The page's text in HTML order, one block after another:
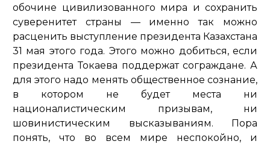
обочине цивилизованного мира и сохранить
суверенитет страны — именно так можно
расценить выступление президента Казахстана
31 мая этого года. Этого можно добиться, если
президента Токаева поддержат сограждане. А
для этого надо менять общественное сознание,
в котором не будет места ни
националистическим призывам, ни
шовинистическим высказываниям. Пора
понять, что во всем мире неспокойно, и